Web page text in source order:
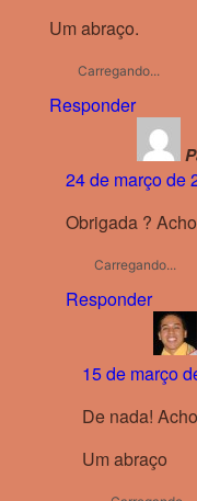
Um abraço.
Carregando...
Responder
24 de março de
Obrigada ?
Carregando...
Responder
15 de março
De nada!
Um abraço